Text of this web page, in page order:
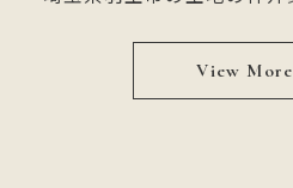
View More